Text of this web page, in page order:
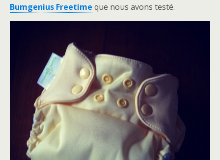
Bumgenius Freetime que nous avons testé.